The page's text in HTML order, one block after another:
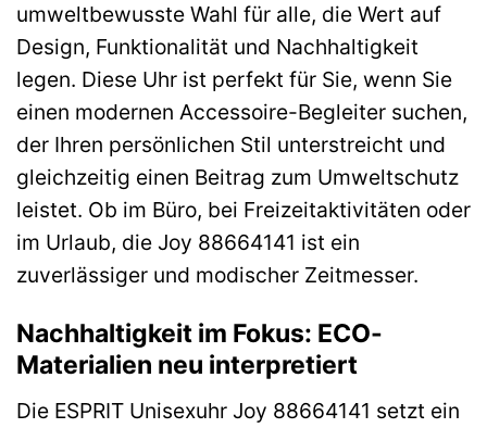
umweltbewusste Wahl für alle, die Wert auf
Design, Funktionalität und Nachhaltigkeit
legen. Diese Uhr ist perfekt für Sie, wenn Sie
einen modernen Accessoire-Begleiter suchen,
der Ihren persönlichen Stil unterstreicht und
gleichzeitig einen Beitrag zum Umweltschutz
leistet. Ob im Büro, bei Freizeitaktivitäten oder
im Urlaub, die Joy 88664141 ist ein
zuverlässiger und modischer Zeitmesser.
Nachhaltigkeit im Fokus: ECO-
Materialien neu interpretiert
Die ESPRIT Unisexuhr Joy 88664141 setzt ein